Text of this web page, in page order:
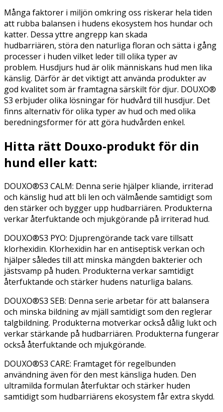
Många faktorer i miljön omkring oss riskerar hela tiden
att rubba balansen i hudens ekosystem hos hundar och
katter. Dessa yttre angrepp kan skada
hudbarriären, störa den naturliga floran och sätta i gång
processer i huden vilket leder till olika typer av
problem. Husdjurs hud är olik människans hud men lika
känslig. Därför är det viktigt att använda produkter av
god kvalitet som är framtagna särskilt för djur. DOUXO®
S3 erbjuder olika lösningar för hudvård till husdjur. Det
finns alternativ för olika typer av hud och med olika
beredningsformer för att göra hudvården enkel.
Hitta rätt Douxo-produkt för din
hund eller katt:
DOUXO®S3 CALM: Denna serie hjälper kliande, irriterad
och känslig hud att bli len och välmående samtidigt som
den stärker och bygger upp hudbarriären. Produkterna
verkar återfuktande och mjukgörande på irriterad hud.
DOUXO®S3 PYO: Djuprengörande tack vare tillsatt
klorhexidin. Klorhexidin har en antiseptisk verkan och
hjälper således till att minska mängden bakterier och
jästsvamp på huden. Produkterna verkar samtidigt
återfuktande och stärker hudens naturliga balans.
DOUXO®S3 SEB: Denna serie arbetar för att balansera
och minska bildning av mjäll samtidigt som den reglerar
talgbildning. Produkterna motverkar också dålig lukt och
verkar stärkande på hudbarriären. Produkterna fungerar
också återfuktande och mjukgörande.
DOUXO®S3 CARE: Framtaget för regelbunden
användning även för den mest känsliga huden. Den
ultramilda formulan återfuktar och stärker huden
samtidigt som hudbarriärens ekosystem får extra skydd.